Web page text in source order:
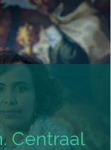
Centraal